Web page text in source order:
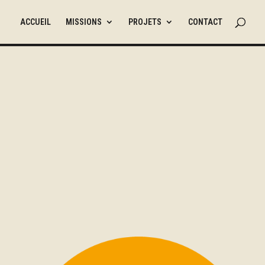
ACCUEIL MISSIONS PROJETS CONTACT